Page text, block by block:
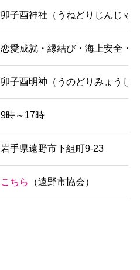
卯子酉神社（うねどりじんじゃ
恋愛成就・縁結び・海上安全・
卯子酉明神（うのどりみょうじ
9時～17時
岩手県遠野市下組町9-23
こちら （遠野市協会）